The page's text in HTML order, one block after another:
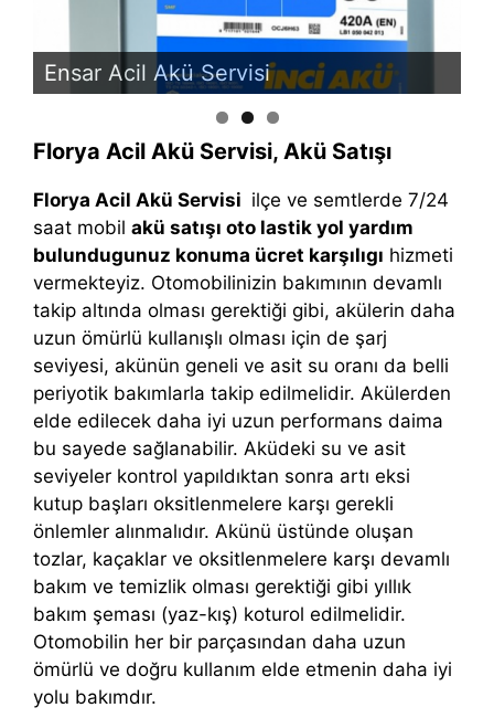
Ensar Acil Akü Servisi
Florya Acil Akü Servisi, Akü Satışı
Florya Acil Akü Servisi ilçe ve semtlerde 7/24
saat mobil akü satışı oto lastik yol yardım
bulundugunuz konuma ücret karşılıgı hizmeti
vermekteyiz. Otomobilinizin bakımının devamlı
takip altında olması gerektiği gibi, akülerin daha
uzun ömürlü kullanışlı olması için de şarj
seviyesi, akünün geneli ve asit su oranı da belli
periyotik bakımlarla takip edilmelidir. Akülerden
elde edilecek daha iyi uzun performans daima
bu sayede sağlanabilir. Aküdeki su ve asit
seviyeler kontrol yapıldıktan sonra artı eksi
kutup başları oksitlenmelere karşı gerekli
önlemler alınmalıdır. Akünü üstünde oluşan
tozlar, kaçaklar ve oksitlenmelere karşı devamlı
bakım ve temizlik olması gerektiği gibi yıllık
bakım şeması (yaz-kış) koturol edilmelidir.
Otomobilin her bir parçasından daha uzun
ömürlü ve doğru kullanım elde etmenin daha iyi
yolu bakımdır.